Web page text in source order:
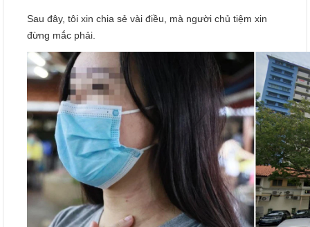
Sau đây, tôi xin chia sẻ vài điều, mà người chủ tiệm xin
đừng mắc phải.